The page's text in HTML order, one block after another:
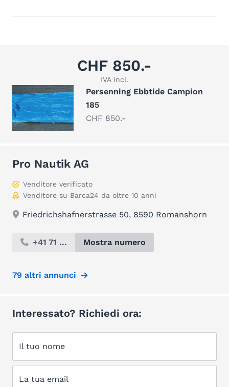
CHF 850.-
IVA incl.
Persenning Ebbtide Campion
185
CHF 850.-
Pro Nautik AG
Venditore verificato
Venditore su Barca24 da oltre 10 anni
Friedrichshafnerstrasse 50, 8590 Romanshorn
+41 71 ... Mostra numero
79 altri annunci
Interessato? Richiedi ora:
Il tuo nome
La tua email